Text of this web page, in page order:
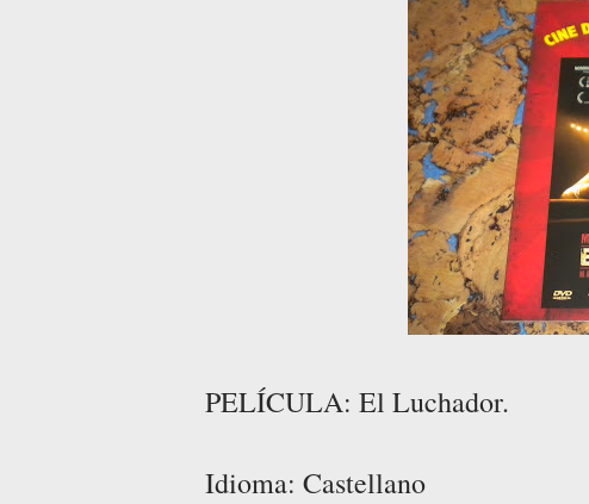
PELÍCULA: El Luchador.
Idioma: Castellano